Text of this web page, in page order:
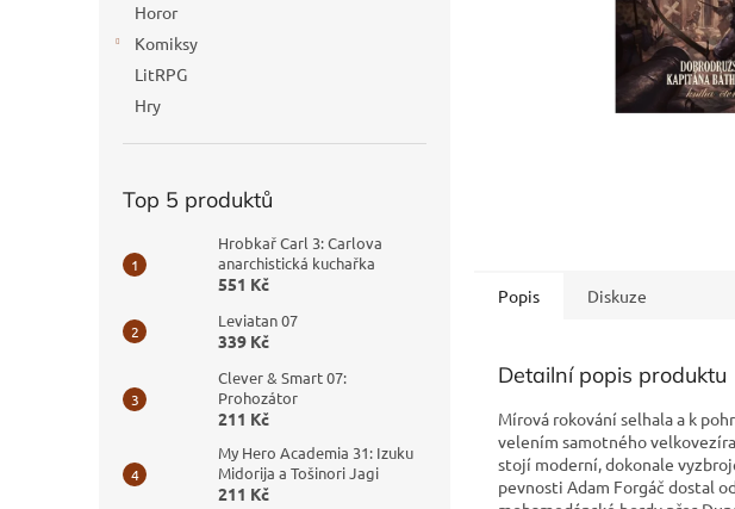
Horor
Komiksy
LitRPG
Hry
Top 5 produktů
Hrobkař Carl 3: Carlova
anarchistická kuchařka
551 Kč
Leviatan 07
339 Kč
Clever & Smart 07:
Prohozátor
211 Kč
My Hero Academia 31: Izuku
Midorija a Tošinori Jagi
211 Kč
Popis Diskuze
Detailní popis produktu
Mírová rokování selhala a k
velením samotného
stojí moderní, dokonale
pevnosti Adam Forgáč dostal